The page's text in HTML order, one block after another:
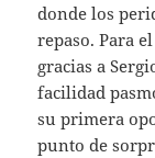
donde los
repaso. Para
gracias a
facilidad
su primera
punto de